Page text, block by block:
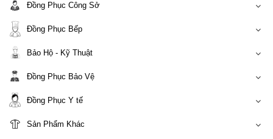
Đồng Phục Công Sở
Đồng Phục Bếp
Bảo Hộ - Kỹ Thuật
Đồng Phục Bảo Vệ
Đồng Phục Y tế
Sản Phẩm Khác